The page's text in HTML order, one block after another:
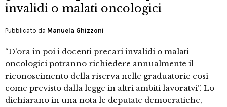
invalidi o malati oncologici
Pubblicato da Manuela Ghizzoni
“D’ora in poi i docenti precari invalidi o malati
oncologici potranno richiedere annualmente il
riconoscimento della riserva nelle graduatorie così
come previsto dalla legge in altri ambiti lavoratvi”. Lo
dichiarano in una nota le deputate democratiche,